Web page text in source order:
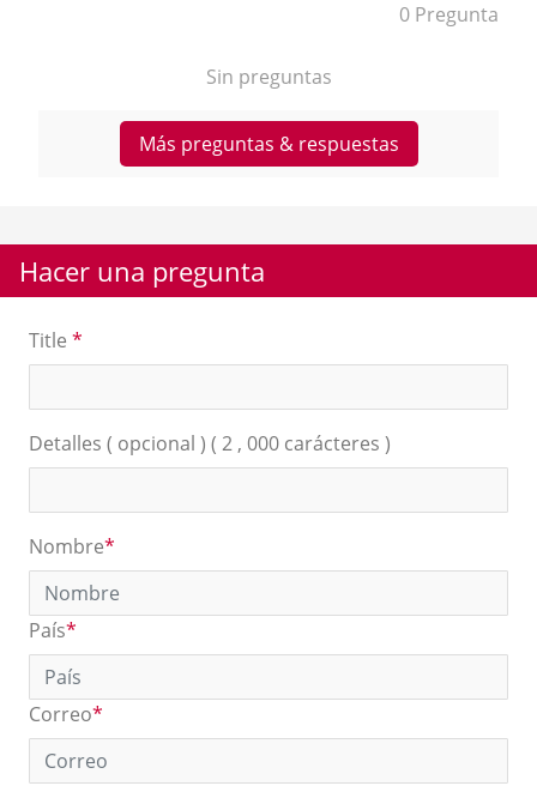
0 Pregunta
Sin preguntas
Más preguntas & respuestas
Hacer una pregunta
Title *
Detalles ( opcional ) ( 2 , 000 carácteres )
Nombre*
País*
Correo*